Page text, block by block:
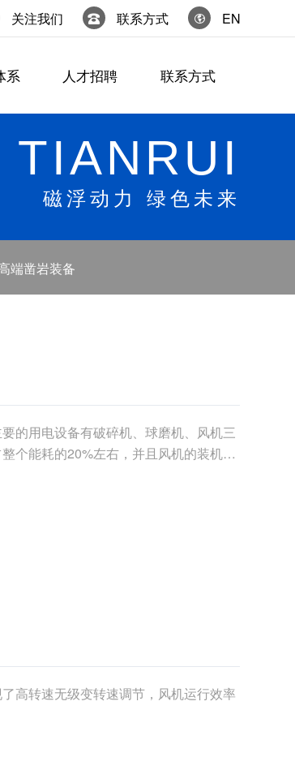
关注我们 联系方式 EN
系 人才招聘 联系方式
TIANRUI
磁浮动力 绿色未来
端凿岩装备
的用电设备有破碎机、球磨机、风机三
个能耗的20%左右，并且风机的装机容
高转速无级变转速调节，风机运行效率